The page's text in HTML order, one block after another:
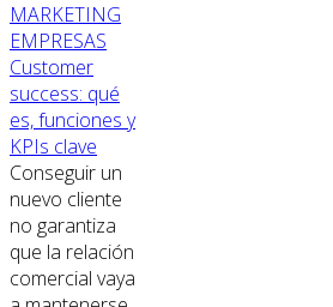
MARKETING
EMPRESAS
Customer
success: qué
es, funciones y
KPIs clave
Conseguir un
nuevo cliente
no garantiza
que la relación
comercial vaya